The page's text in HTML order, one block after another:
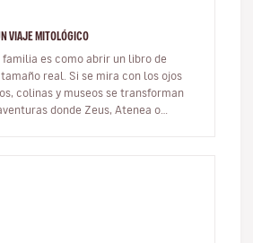
VIAJE MITOLÓGICO
familia es como abrir un libro de
real. Si se mira con los ojos
colinas y museos se transforman
donde Zeus, Atenea o